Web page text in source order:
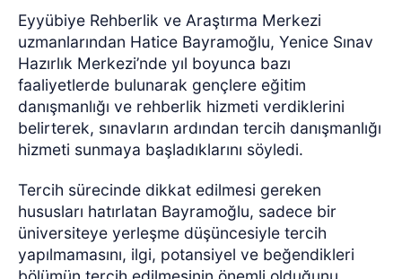
Eyyübiye Rehberlik ve Araştırma Merkezi
uzmanlarından Hatice Bayramoğlu, Yenice Sınav
Hazırlık Merkezi’nde yıl boyunca bazı
faaliyetlerde bulunarak gençlere eğitim
danışmanlığı ve rehberlik hizmeti verdiklerini
belirterek, sınavların ardından tercih danışmanlığı
hizmeti sunmaya başladıklarını söyledi.
Tercih sürecinde dikkat edilmesi gereken
hususları hatırlatan Bayramoğlu, sadece bir
üniversiteye yerleşme düşüncesiyle tercih
yapılmamasını, ilgi, potansiyel ve beğendikleri